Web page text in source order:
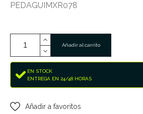
PEDAGUIMXR078
Añadir al carrito
EN STOCK
ENTREGA EN 24/48 HORAS
Añadir a favoritos